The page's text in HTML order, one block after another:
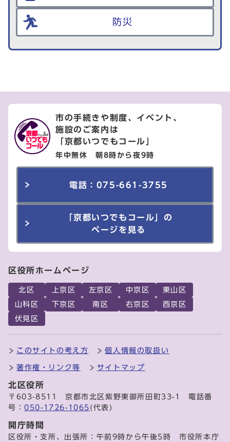
防災
市の手続きや制度、イベント、
施設のご案内は
「京都いつでもコール」
年中無休 朝8時から夜9時
電話：075-661-3755
「京都いつでもコール」の
ページを見る
区役所ホームページ
北区 上京区 左京区 中京区
東山区
山科区
下京区 南区 右京区
西京区
伏見区
このサイトの考え方 個人情報の取扱い
著作権・リンク等 サイトマップ
北区役所
〒603-8511 京都市北区紫野東御所田町33-1 電話番
号：050-1726-1065 (代表)
開庁時間
区役所・支所、出張所：午前9時から午後5時 市役所本庁